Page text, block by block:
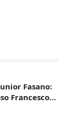
Fasano:
Francesco